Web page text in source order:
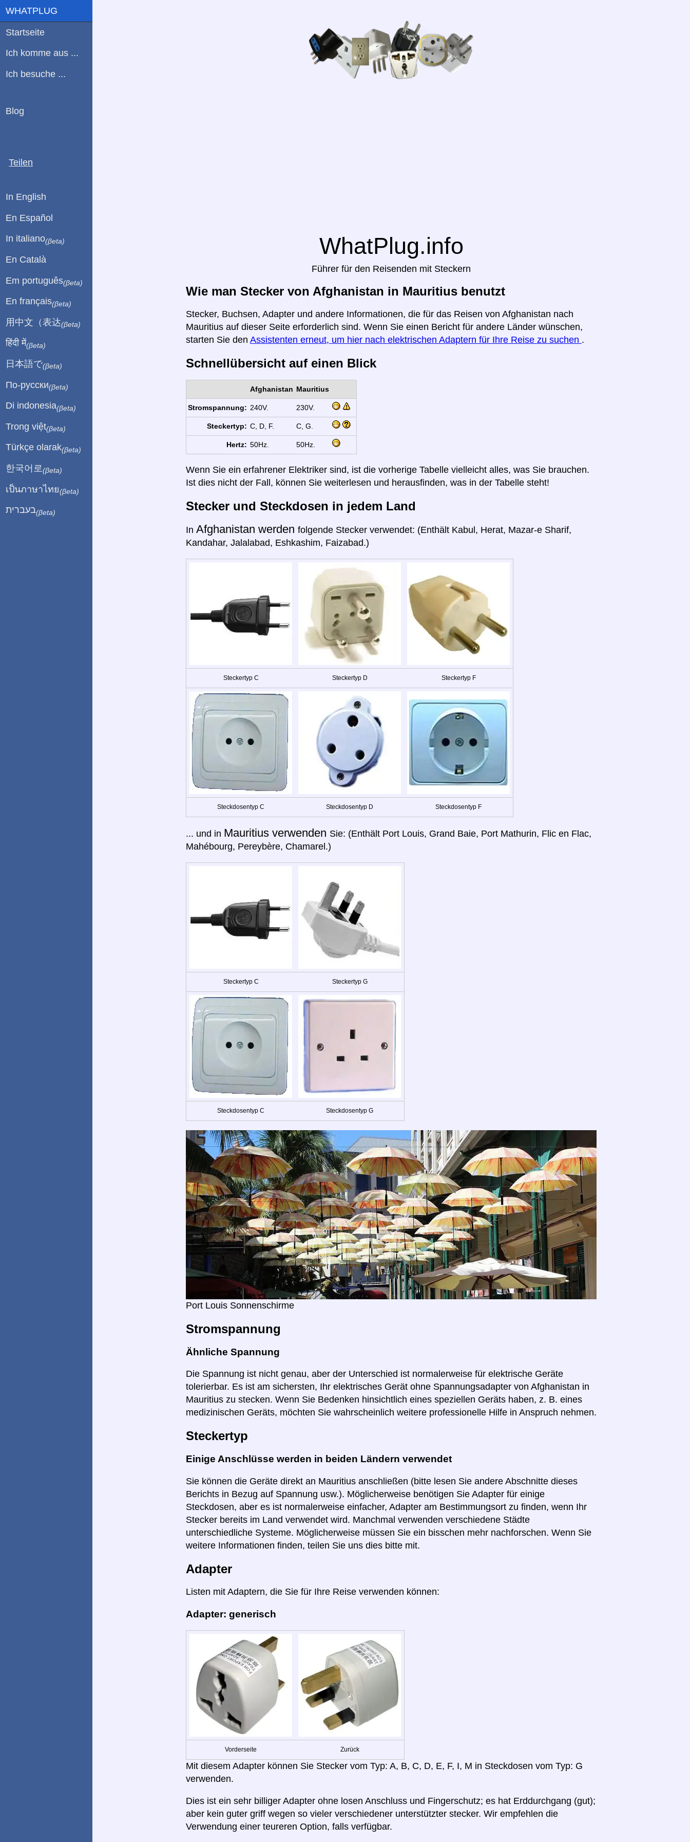
WhatPlug.info
Führer für den Reisenden mit Steckern
Wie man Stecker von Afghanistan in Mauritius benutzt
Stecker, Buchsen, Adapter und andere Informationen, die für das Reisen von Afghanistan nach
Mauritius auf dieser Seite erforderlich sind. Wenn Sie einen Bericht für andere Länder wünschen,
starten Sie den Assistenten erneut, um hier nach elektrischen Adaptern für Ihre Reise zu suchen .
Schnellübersicht auf einen Blick
Afghanistan Mauritius
Stromspannung: 240V. 230V.
Steckertyp: C, D, F. C, G.
Hertz: 50Hz. 50Hz.
Wenn Sie ein erfahrener Elektriker sind, ist die vorherige Tabelle vielleicht alles, was Sie brauchen.
Ist dies nicht der Fall, können Sie weiterlesen und herausfinden, was in der Tabelle steht!
Stecker und Steckdosen in jedem Land
In Afghanistan werden folgende Stecker verwendet: (Enthält Kabul, Herat, Mazar-e Sharif,
Kandahar, Jalalabad, Eshkashim, Faizabad.)
Steckertyp C Steckertyp D Steckertyp F
Steckdosentyp C Steckdosentyp D Steckdosentyp F
... und in Mauritius verwenden Sie: (Enthält Port Louis, Grand Baie, Port Mathurin, Flic en Flac,
Mahébourg, Pereybère, Chamarel.)
Steckertyp C Steckertyp G
Steckdosentyp C Steckdosentyp G
Port Louis Sonnenschirme
Stromspannung
Ähnliche Spannung
Die Spannung ist nicht genau, aber der Unterschied ist normalerweise für elektrische Geräte
tolerierbar. Es ist am sichersten, Ihr elektrisches Gerät ohne Spannungsadapter von Afghanistan in
Mauritius zu stecken. Wenn Sie Bedenken hinsichtlich eines speziellen Geräts haben, z. B. eines
medizinischen Geräts, möchten Sie wahrscheinlich weitere professionelle Hilfe in Anspruch nehmen.
Steckertyp
Einige Anschlüsse werden in beiden Ländern verwendet
Sie können die Geräte direkt an Mauritius anschließen (bitte lesen Sie andere Abschnitte dieses
Berichts in Bezug auf Spannung usw.). Möglicherweise benötigen Sie Adapter für einige
Steckdosen, aber es ist normalerweise einfacher, Adapter am Bestimmungsort zu finden, wenn Ihr
Stecker bereits im Land verwendet wird. Manchmal verwenden verschiedene Städte
unterschiedliche Systeme. Möglicherweise müssen Sie ein bisschen mehr nachforschen. Wenn Sie
weitere Informationen finden, teilen Sie uns dies bitte mit.
Adapter
Listen mit Adaptern, die Sie für Ihre Reise verwenden können:
Adapter: generisch
Vorderseite Zurück
Mit diesem Adapter können Sie Stecker vom Typ: A, B, C, D, E, F, I, M in Steckdosen vom Typ: G
verwenden.
Dies ist ein sehr billiger Adapter ohne losen Anschluss und Fingerschutz; es hat Erddurchgang (gut);
aber kein guter griff wegen so vieler verschiedener unterstützter stecker. Wir empfehlen die
Verwendung einer teureren Option, falls verfügbar.
WHATPLUG
Startseite
Ich komme aus ...
Ich besuche ...
Blog
Teilen
In English
En Español
In italiano(βeta)
En Català
Em português(βeta)
En français(βeta)
用中文（表达(βeta)
हिंदी में(βeta)
日本語で(βeta)
По-русски(βeta)
Di indonesia(βeta)
Trong việt(βeta)
Türkçe olarak(βeta)
한국어로 (βeta)
เป็นภาษาไทย(βeta)
בעברית(βeta)